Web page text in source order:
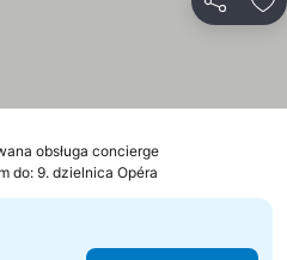
obsługa concierge
do: 9. dzielnica Opéra